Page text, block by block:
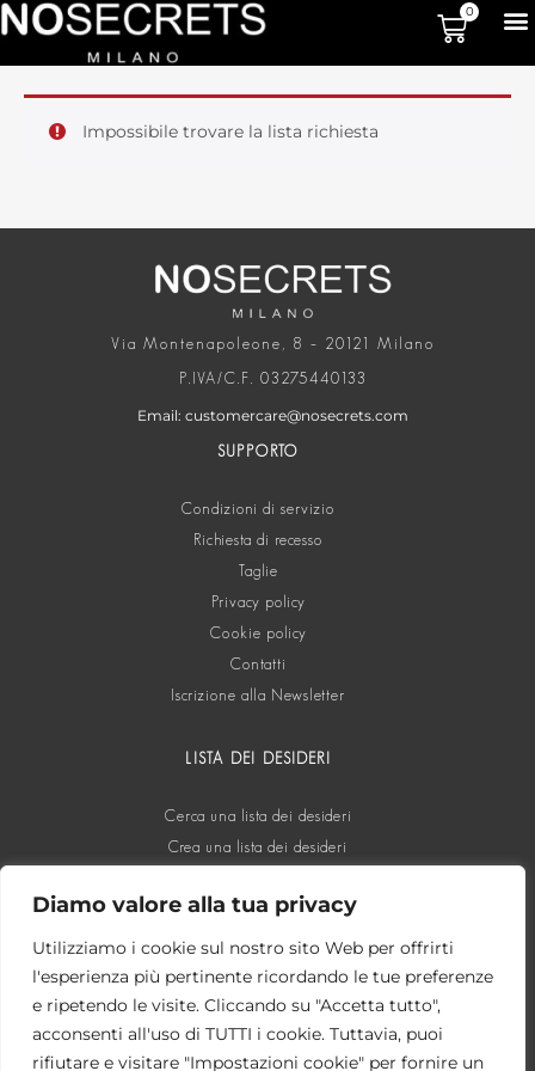
Diamo valore alla tua privacy
Utilizziamo i cookie sul nostro sito Web per offrirti
l'esperienza più pertinente ricordando le tue preferenze
e ripetendo le visite. Cliccando su "Accetta tutto",
acconsenti all'uso di TUTTI i cookie. Tuttavia, puoi
rifiutare e visitare "Impostazioni cookie" per fornire un
0
Impossibile trovare la lista richiesta
Via Montenapoleone, 8 – 20121 Milano
P.IVA/C.F. 03275440133
Email: customercare@nosecrets.com
SUPPORTO
Condizioni di servizio
Richiesta di recesso
Taglie
Privacy policy
Cookie policy
Contatti
Iscrizione alla Newsletter
LISTA DEI DESIDERI
Cerca una lista dei desideri
Crea una lista dei desideri
SOCIAL